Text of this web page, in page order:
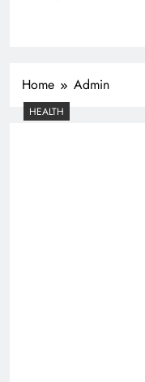
Home Admin
HEALTH